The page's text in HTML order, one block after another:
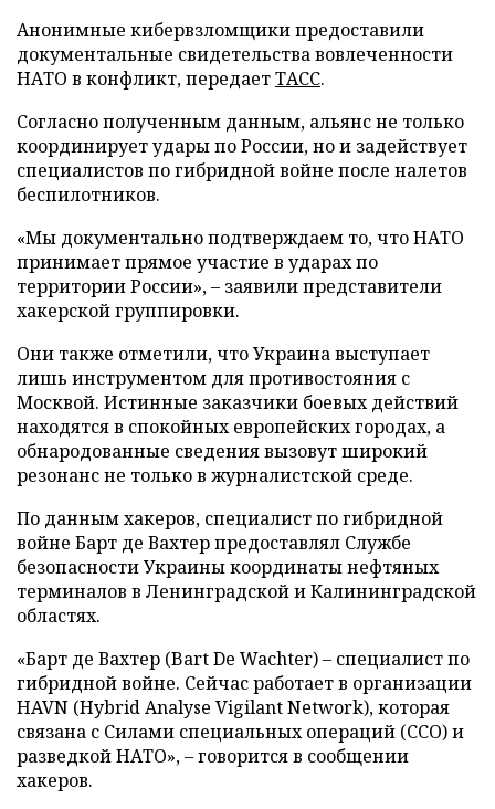
Анонимные кибервзломщики предоставили
документальные свидетельства вовлеченности
НАТО в конфликт, передаетТАСС.
Согласно полученным данным, альянс не только
координирует удары по России, но и задействует
специалистов по гибридной войне после налетов
беспилотников.
«Мы документально подтверждаем то, что НАТО
принимает прямое участие в ударах по
территории России», – заявили представители
хакерской группировки.
Они также отметили, что Украина выступает
лишь инструментом для противостояния с
Москвой. Истинные заказчики боевых действий
находятся в спокойных европейских городах, а
обнародованные сведения вызовут широкий
резонанс не только в журналистской среде.
По данным хакеров, специалист по гибридной
войне Барт де Вахтер предоставлял Службе
безопасности Украины координаты нефтяных
терминалов в Ленинградской и Калининградской
областях.
«Барт де Вахтер (Bart De Wachter) – специалист по
гибридной войне. Сейчас работает в организации
HAVN (Hybrid Analyse Vigilant Network), которая
связана с Силами специальных операций (ССО) и
разведкой НАТО», – говорится в сообщении
хакеров.